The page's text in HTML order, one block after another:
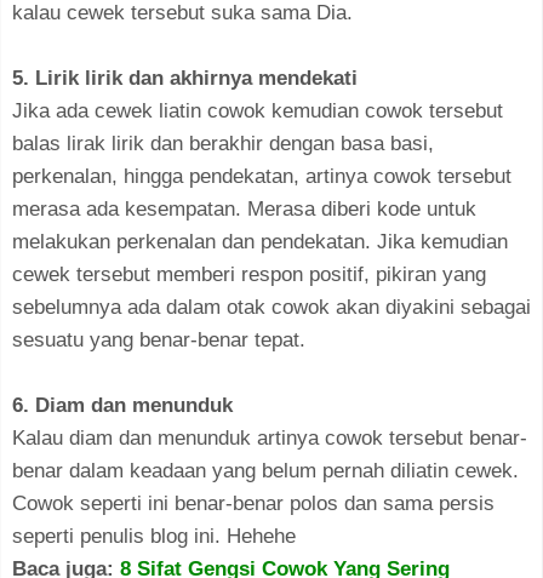
kalau cewek tersebut suka sama Dia.
5. Lirik lirik dan akhirnya mendekati
Jika ada cewek liatin cowok kemudian cowok tersebut
balas lirak lirik dan berakhir dengan basa basi,
perkenalan, hingga pendekatan, artinya cowok tersebut
merasa ada kesempatan. Merasa diberi kode untuk
melakukan perkenalan dan pendekatan. Jika kemudian
cewek tersebut memberi respon positif, pikiran yang
sebelumnya ada dalam otak cowok akan diyakini sebagai
sesuatu yang benar-benar tepat.
6. Diam dan menunduk
Kalau diam dan menunduk artinya cowok tersebut benar-
benar dalam keadaan yang belum pernah diliatin cewek.
Cowok seperti ini benar-benar polos dan sama persis
seperti penulis blog ini. Hehehe
Baca juga: 8 Sifat Gengsi Cowok Yang Sering